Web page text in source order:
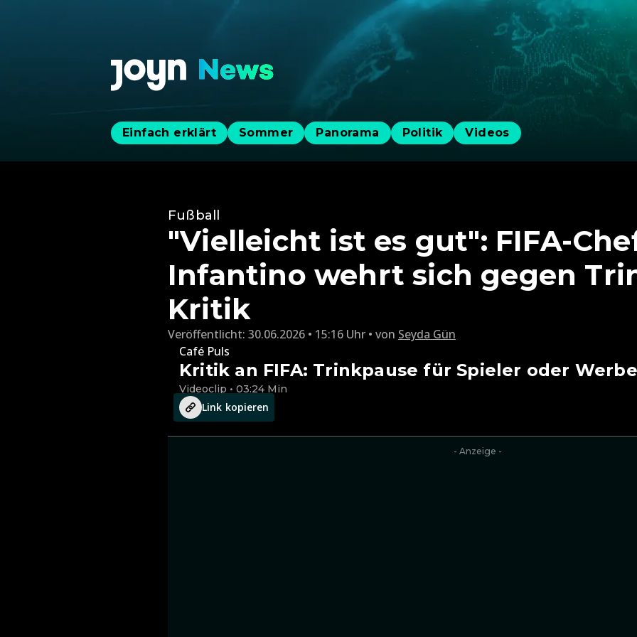
Einfach erklärt Sommer Panorama Politik Videos
Fußball
"Vielleicht ist es gut": FIFA-
Infantino wehrt sich gegen
Kritik
Veröffentlicht: 30.06.2026 • 15:16 Uhr von Seyda Gün
Café Puls
Kritik an FIFA: Trinkpause für Spieler oder
Videoclip • 03:24 Min
Link kopieren
- Anzeige -